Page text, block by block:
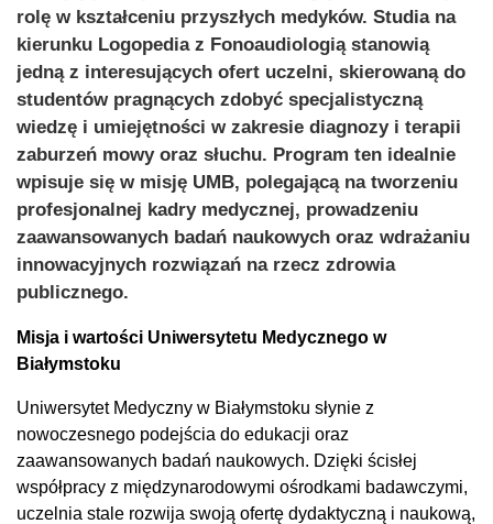
rolę w kształceniu przyszłych medyków. Studia na
kierunku Logopedia z Fonoaudiologią stanowią
jedną z interesujących ofert uczelni, skierowaną do
studentów pragnących zdobyć specjalistyczną
wiedzę i umiejętności w zakresie diagnozy i terapii
zaburzeń mowy oraz słuchu. Program ten idealnie
wpisuje się w misję UMB, polegającą na tworzeniu
profesjonalnej kadry medycznej, prowadzeniu
zaawansowanych badań naukowych oraz wdrażaniu
innowacyjnych rozwiązań na rzecz zdrowia
publicznego.
Misja i wartości Uniwersytetu Medycznego w
Białymstoku
Uniwersytet Medyczny w Białymstoku słynie z
nowoczesnego podejścia do edukacji oraz
zaawansowanych badań naukowych. Dzięki ścisłej
współpracy z międzynarodowymi ośrodkami badawczymi,
uczelnia stale rozwija swoją ofertę dydaktyczną i naukową,